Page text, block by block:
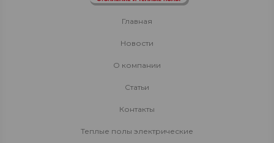
Главная
Новости
О компании
Статьи
Контакты
Теплые полы электрические